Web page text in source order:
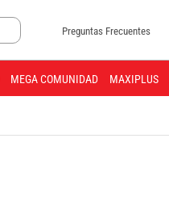
Preguntas Frecuentes
MEGA COMUNIDAD MAXIPLUS